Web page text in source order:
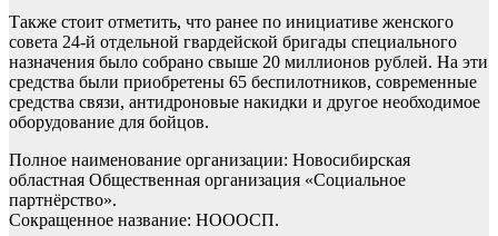
Также стоит отметить, что ранее по инициативе женского
совета 24-й отдельной гвардейской бригады специального
назначения было собрано свыше 20 миллионов рублей. На эти
средства были приобретены 65 беспилотников, современные
средства связи, антидроновые накидки и другое необходимое
оборудование для бойцов.
Полное наименование организации: Новосибирская
областная Общественная организация «Социальное
партнёрство».
Сокращенное название: НОООСП.